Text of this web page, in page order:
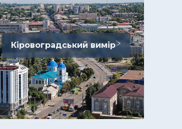
Кіровоградський вимір